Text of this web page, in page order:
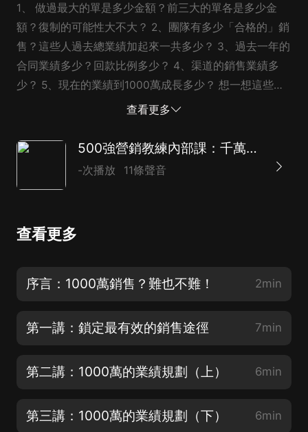
1、 做過最大的單是多少金額？前三大的單各是多少金
額？復制的可能性大不大？ 2、團隊有多少「合格的」銷
售？這些人過去總業績加起來一共多少？ 3、過去一年的
合同業績多少？回款比例多少？ 4、渠道的銷售業績多
少？ 5、現在的業績到1000萬成長多少？ 想一想這些問
題的答案，然后，我們就可以開始進入實戰了，這些技巧
的單子，那麼今年，可以先規劃完成兩單250萬的生意。
這樣可以確保可以完成1000萬業績的一半目標。如果過
萬，即一半的業績。大指針分成小指針，任務就容易很
轉化率為25%。所以，如果我們要拿下3個150萬的單
1/4的成績屬不錯的業務團隊；1/3的成績屬高端銷...
查看更多
500強營銷教練內部課：千萬銷售實戰秘訣
-次播放 11條聲音
查看更多
序言：1000萬銷售？難也不難！ 2min
第一講：鎖定最有效的銷售途徑 7min
第二講：1000萬的業績規劃（上） 6min
第三講：1000萬的業績規劃（下） 6min